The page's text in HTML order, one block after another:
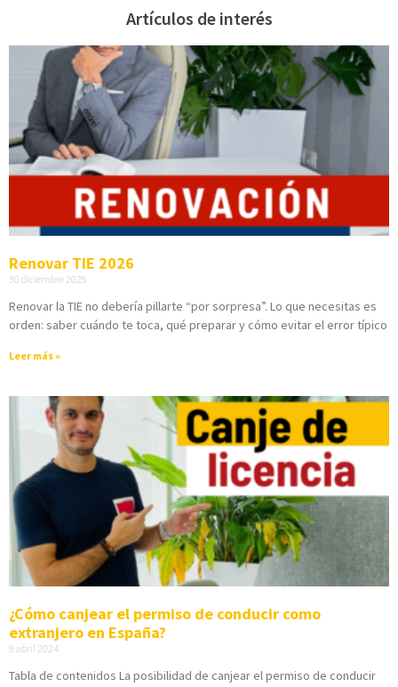
Artículos de interés
Renovar TIE 2026
30 diciembre 2025
Renovar la TIE no debería pillarte “por sorpresa”. Lo que necesitas es
orden: saber cuándo te toca, qué preparar y cómo evitar el error típico
Leer más »
¿Cómo canjear el permiso de conducir como
extranjero en España?
9 abril 2024
Tabla de contenidos La posibilidad de canjear el permiso de conducir